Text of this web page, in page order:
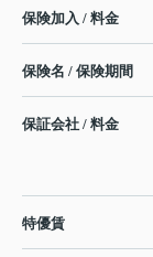
保険加入 / 料金
保険名 / 保険期間
保証会社 / 料金
特優賃